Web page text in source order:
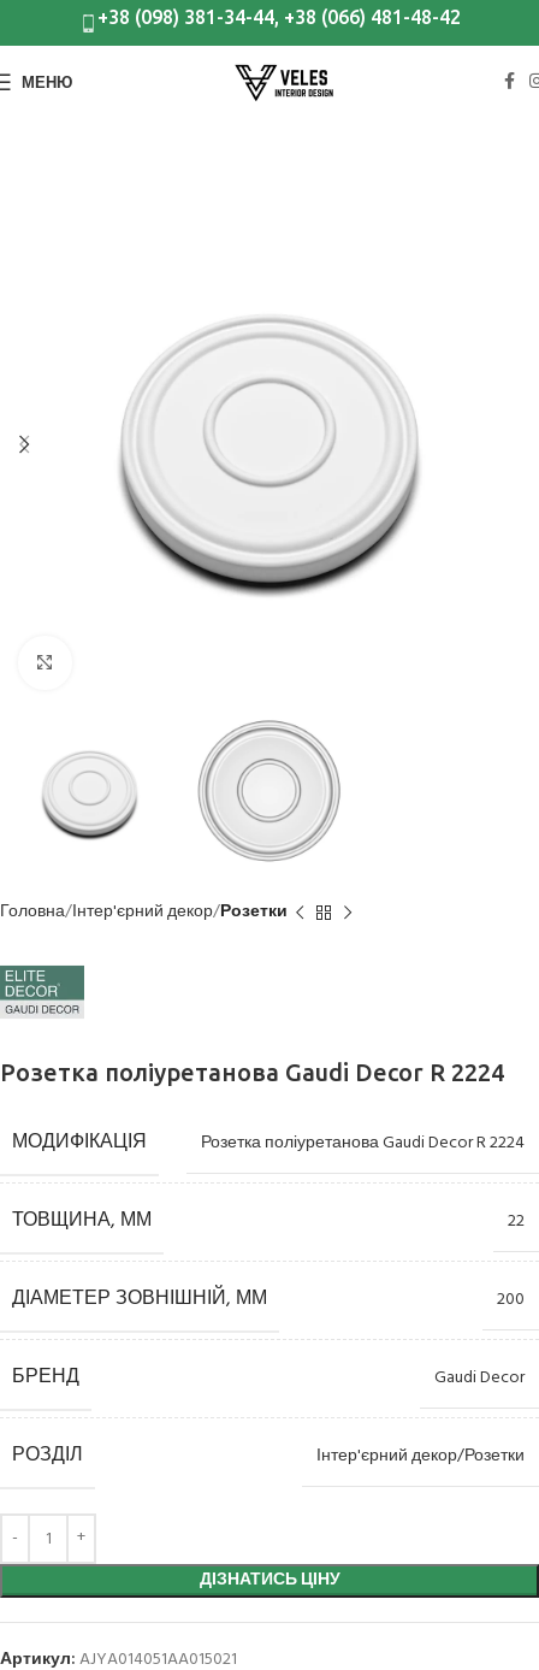
+38 (098) 381-34-44, +38 (066) 481-48-42
МЕНЮ
Головна Інтер'єрний декор Розетки
Розетка поліуретанова Gaudi Decor R 2224
МОДИФІКАЦІЯ Розетка поліуретанова Gaudi Decor R 2224
ТОВЩИНА, ММ 22
ДІАМЕТЕР ЗОВНІШНІЙ, ММ 200
БРЕНД Gaudi Decor
РОЗДІЛ Інтер'єрний декор/Розетки
ДІЗНАТИСЬ ЦІНУ
Артикул:AJYA014051AA015021